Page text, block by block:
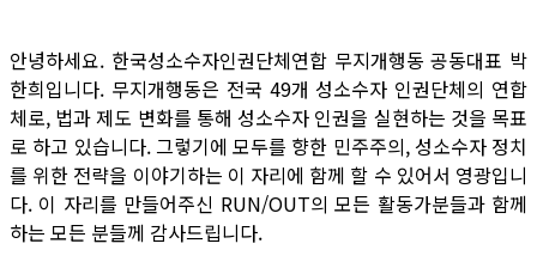
안녕하세요. 한국성소수자인권단체연합 무지개행동 공동대표 박
한희입니다. 무지개행동은 전국 49개 성소수자 인권단체의 연합
체로, 법과 제도 변화를 통해 성소수자 인권을 실현하는 것을 목표
로 하고 있습니다. 그렇기에 모두를 향한 민주주의, 성소수자 정치
를 위한 전략을 이야기하는 이 자리에 함께 할 수 있어서 영광입니
다. 이 자리를 만들어주신 RUN/OUT의 모든 활동가분들과 함께
하는 모든 분들께 감사드립니다.